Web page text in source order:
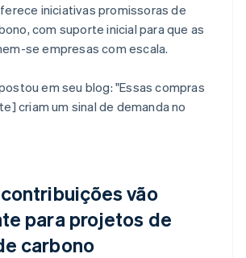
iniciativas promissoras de
com suporte inicial para que as
se empresas com escala.
em seu blog: "Essas compras
criam um sinal de demanda no
vão
para projetos de
carbono